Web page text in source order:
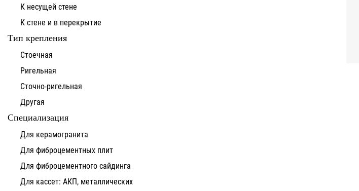
К несущей стене
К стене и в перекрытие
Тип крепления
Стоечная
Ригельная
Сточно-ригельная
Другая
Специализация
Для керамогранита
Для фиброцементных плит
Для фиброцементного сайдинга
Для кассет: АКП, металлических